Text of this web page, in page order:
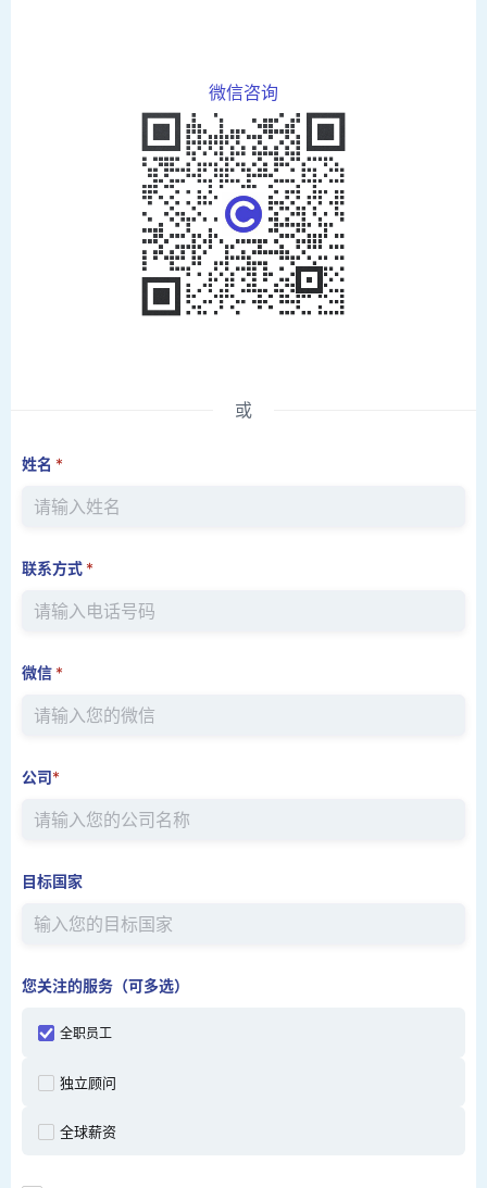
微信咨询
或
姓名 *
联系方式 *
微信 *
公司*
目标国家
您关注的服务（可多选）
全职员工
独立顾问
全球薪资